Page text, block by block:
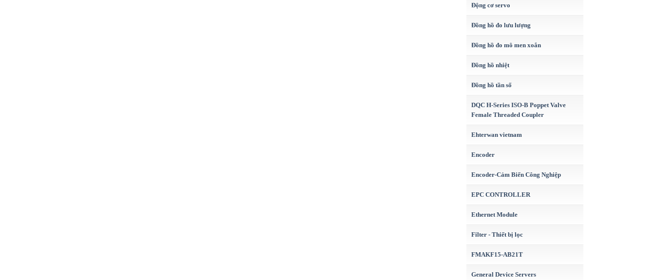
Động cơ servo
Đồng hồ đo lưu lượng
Đồng hồ đo mô men xoắn
Đồng hồ nhiệt
Đồng hồ tần số
DQC H-Series ISO-B Poppet Valve
Female Threaded Coupler
Ehterwan vietnam
Encoder
Encoder-Cảm Biến Công Nghiệp
EPC CONTROLLER
Ethernet Module
Filter - Thiết bị lọc
FMAKF15-AB21T
General Device Servers